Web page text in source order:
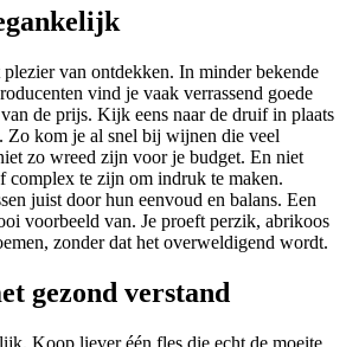
plezier van ontdekken. In minder bekende
vind je vaak verrassend goede
de prijs. Kijk eens naar de druif in plaats
Zo kom je al snel bij wijnen die veel
zo wreed zijn voor je budget. En niet
complex te zijn om indruk te maken.
juist door hun eenvoud en balans. Een
voorbeeld van. Je proeft perzik, abrikoos
zonder dat het overweldigend wordt.
gezond verstand